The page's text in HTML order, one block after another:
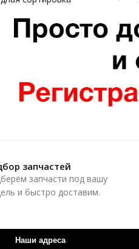
запчастей
запчасти под вашу
и быстро доставим.
Наши адреса